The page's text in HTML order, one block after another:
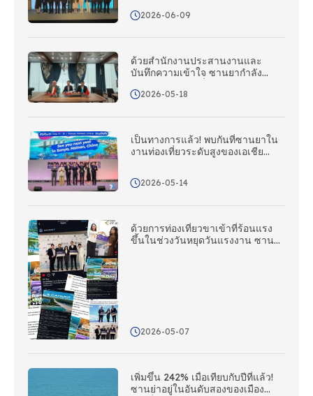
ของคุณ – ซานย่ากําลังโทรหา
เกาหลี!
2026-06-09
ด้วยสํานักงานประสานงานและ
บันทึกความเข้าใจ ซานยากําลัง
อย่างแข็งขัน และสร้างเครือข่ายการ
ครอบคลุมทั่วเอเชียกลาง
2026-05-18
เป็นทางการแล้ว! พบกันที่ซานยาใน
งานท่องเที่ยวระดับสูงของเอเชีย
2026-05-14
ด้วยการท่องเที่ยวขาเข้าที่ร้อนแรง
ขึ้นในช่วงวันหยุดวันแรงงาน ซาน
2026-05-07
เพิ่มขึ้น 242% เมื่อเทียบกับปีที่แล้ว!
ซานย่าอยู่ในอันดับสองของเมือง